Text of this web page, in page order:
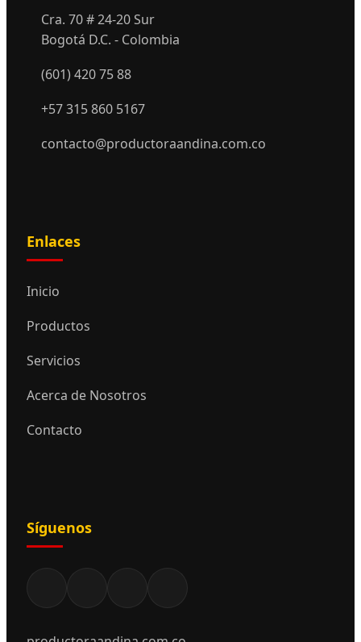
Cra. 70 # 24-20 Sur
Bogotá D.C. - Colombia
(601) 420 75 88
+57 315 860 5167
contacto@productoraandina.com.co
Enlaces
Inicio
Productos
Servicios
Acerca de Nosotros
Contacto
Síguenos